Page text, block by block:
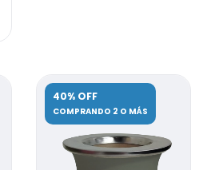
40% OFF
COMPRANDO 2 O MÁS